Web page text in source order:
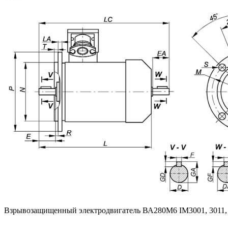
Взрывозащищенный электродвигатель ВА280M6 IM3001, 3011,